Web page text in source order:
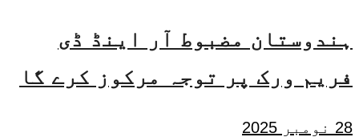
ہندوستان مضبوط آر اینڈ ڈی
فریم ورک پر توجہ مرکوز کرے گا
28 نومبر 2025